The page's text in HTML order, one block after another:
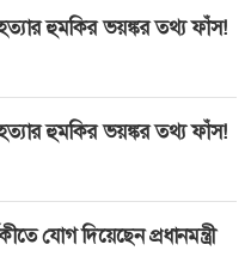
হুমকির ভয়ঙ্কর তথ্য ফাঁস!
হুমকির ভয়ঙ্কর তথ্য ফাঁস!
যোগ দিয়েছেন প্রধানমন্ত্রী